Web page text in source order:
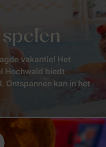
vakantie! Het
Hochwald biedt
Ontspannen kan in het